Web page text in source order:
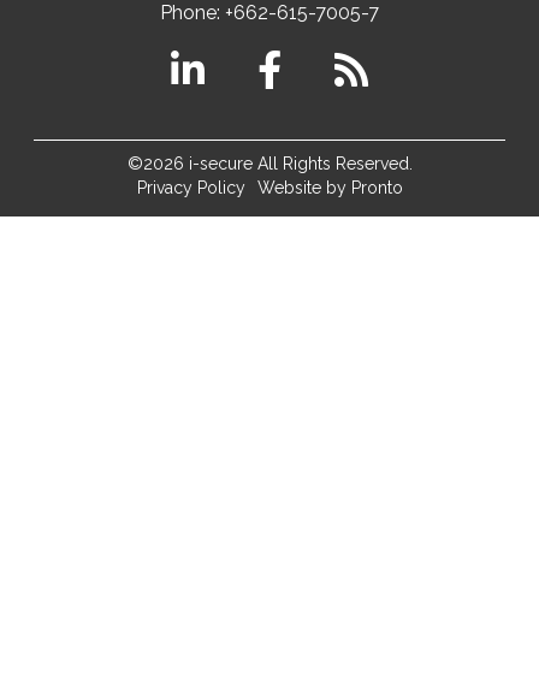
Phone: +662-615-7005-7
©2026 i-secure All Rights Reserved.
Privacy Policy
Website by Pronto